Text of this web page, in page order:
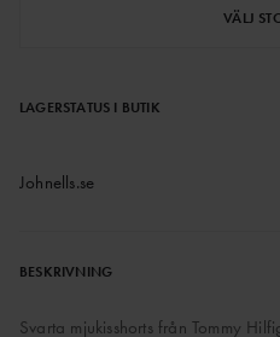
VÄLJ
LAGERSTATUS I BUTIK
Johnells.se
BESKRIVNING
Svarta mjukisshorts från Tommy